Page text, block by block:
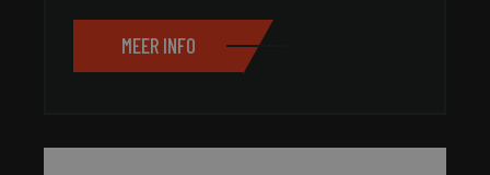
MEER INFO